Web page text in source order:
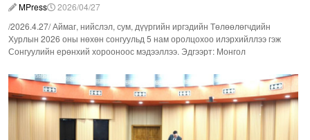
MPress
2026/04/27
/2026.4.27/ Аймаг, нийслэл, сум, дүүргийн иргэдийн Төлөөлөгчдийн
Хурлын 2026 оны нөхөн сонгуульд 5 нам оролцохоо илэрхийллээ гэж
Сонгуулийн ерөнхий хорооноос мэдээллээ. Эдгээрт: Монгол